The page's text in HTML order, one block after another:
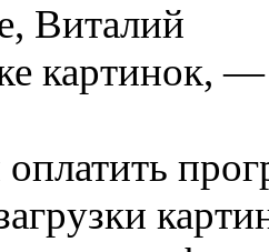
Виталий
картинок,
оплатить